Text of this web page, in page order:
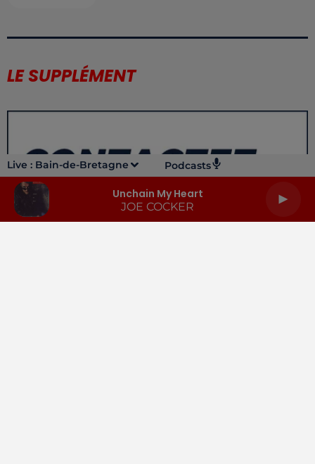
Live : Bain-de-Bretagne Podcasts
Unchain My Heart
JOE COCKER
LE SUPPLÉMENT